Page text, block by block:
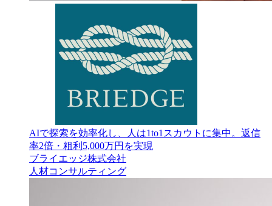
AIで探索を効率化し、人は1to1スカウトに集中。返信
率2倍・粗利5,000万円を実現
ブライエッジ株式会社
人材コンサルティング